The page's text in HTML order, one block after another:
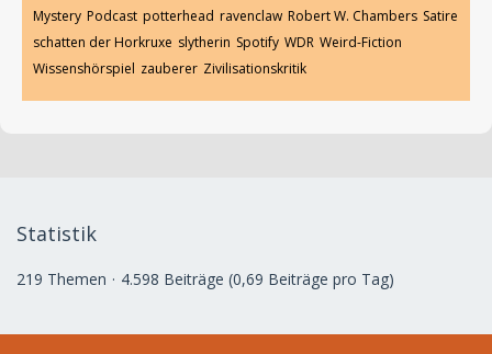
Mystery Podcast potterhead ravenclaw Robert W. Chambers Satire
schatten der Horkruxe slytherin Spotify WDR Weird-Fiction
Wissenshörspiel zauberer Zivilisationskritik
Statistik
219 Themen 4.598 Beiträge (0,69 Beiträge pro Tag)